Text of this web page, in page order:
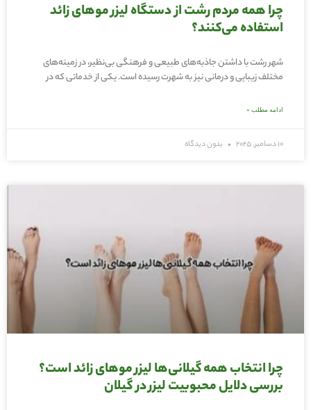
چرا همه مردم رشت از دستگاه لیزر موهای زائد
استفاده می‌کنند؟
شهر رشت با داشتن جاذبه‌های طبیعی و فرهنگی بی‌نظیر، در زمینه‌های
مختلف زیبایی و درمانی نیز به شهرت رسیده است. یکی از خدماتی که در
ادامه مطلب »
10 دسامبر, 2025 بدون دیدگاه
چرا انتخاب همه گیلانی‌ها لیزر موهای زائد است؟
بررسی دلایل محبوبیت لیزر در گیلان